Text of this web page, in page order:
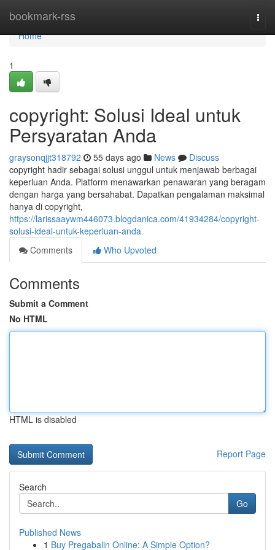
bookmark-rss
Home
Home
1
copyright: Solusi Ideal untuk
Persyaratan Anda
graysonqjjt318792 55 days ago News
Discuss
copyright hadir sebagai solusi unggul untuk menjawab berbagai
keperluan Anda. Platform menawarkan penawaran yang beragam
dengan harga yang bersahabat. Dapatkan pengalaman maksimal
hanya di copyright,
https://larissaaywm446073.blogdanica.com/41934284/copyright-
solusi-ideal-untuk-keperluan-anda
Comments
Who Upvoted
Comments
Submit a Comment
No HTML
HTML is disabled
Report Page
Search
Go
Published News
1 Buy Pregabalin Online: A Simple Option?